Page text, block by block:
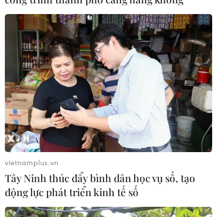
Anh công bố kết quả điều tra ban
đầu vụ đâm dao ở trung tâm London
06/08/2026 06:00
Ba Lan thảo luận việc thành lập căn
cứ quân sự thường trực với Mỹ
06/08/2026 00:06
Liên hợp quốc: Xung đột Ukraine trải
05/08/2026 23:47
Đức điều tra vụ UAV gắn thuốc nổ
vietnamplus.vn
Tây Ninh thúc đẩy bình dân học vụ số, tạo
động lực phát triển kinh tế số